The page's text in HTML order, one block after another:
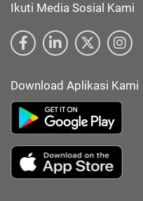
Ikuti Media Sosial Kami
Download Aplikasi Kami